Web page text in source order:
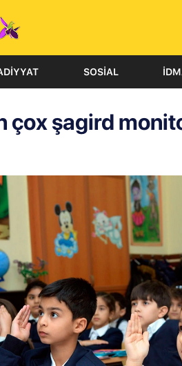
SOSIAL
çox şagird